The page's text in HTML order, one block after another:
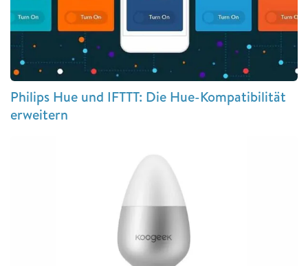
Philips Hue und IFTTT: Die Hue-Kompatibilität
erweitern